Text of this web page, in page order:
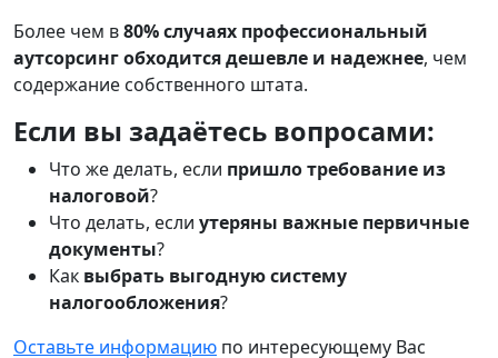
Более чем в80% случаях профессиональный
аутсорсинг обходится дешевле и надежнее, чем
содержание собственного штата.
Если вы задаётесь вопросами:
Что же делать, если пришло требование из
налоговой?
Что делать, если утеряны важные первичные
документы?
Как выбрать выгодную систему
налогообложения?
Оставьте информацию по интересующему Вас